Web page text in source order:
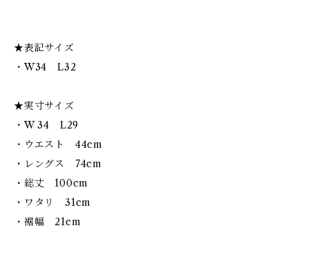
★表記サイズ
・W34 L32
★実寸サイズ
・W 34 L29
・ウエスト 44cm
・レングス 74cm
・総丈 100cm
・ワタリ 31cm
・裾幅 21cm